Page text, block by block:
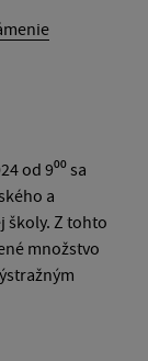
od 9⁰⁰ sa
a
školy. Z tohto
množstvo